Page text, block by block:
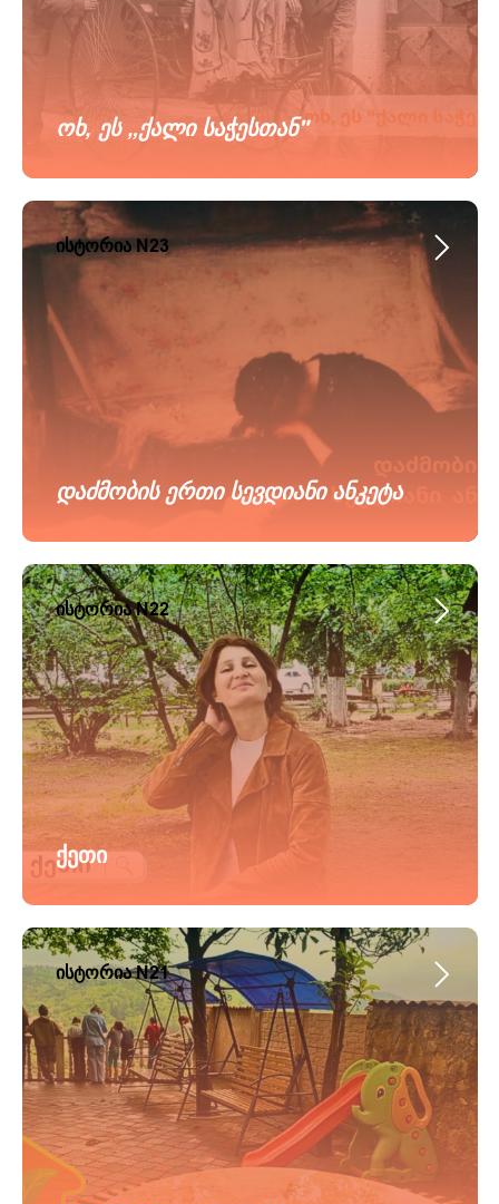
ოხ, ეს „ქალი საჭესთან"
ისტორია N23
დაძმობის ერთი სევდიანი ანკეტა
ისტორია N22
ქეთი
ისტორია N21